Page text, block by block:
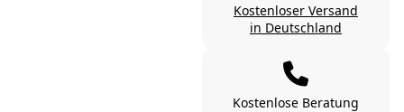
Kostenloser Versand
in Deutschland
Kostenlose Beratung